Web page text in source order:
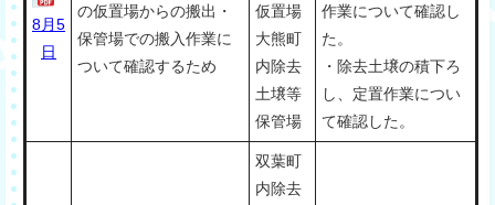
8月5
日
の仮置場からの搬出・
保管場での搬入作業に
ついて確認するため
仮置場
大熊町
内除去
土壌等
保管場
作業について確認し
た。
・除去土壌の積下ろ
し、定置作業につい
て確認した。
双葉町
内除去